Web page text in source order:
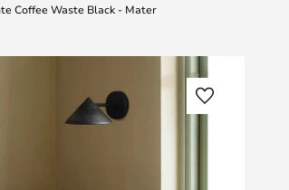
Coffee Waste Black - Mater